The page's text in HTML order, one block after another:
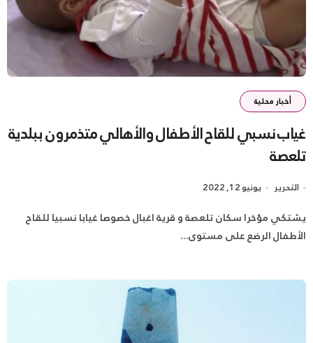
أخبار محلية
غياب نسبي للقاح الأطفال والأهالي متذمرون ببلدية
تلعصة
التحرير يونيو 12, 2022
يشتكي مؤخرا سكان تلعصة و قرية اغبال خصوصا غيابا نسبيا للقاح
الأطفال الرضع على مستوى...